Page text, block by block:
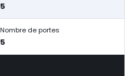
5
Nombre de portes
5